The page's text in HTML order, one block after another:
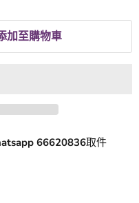
加至購物車
66620836取件